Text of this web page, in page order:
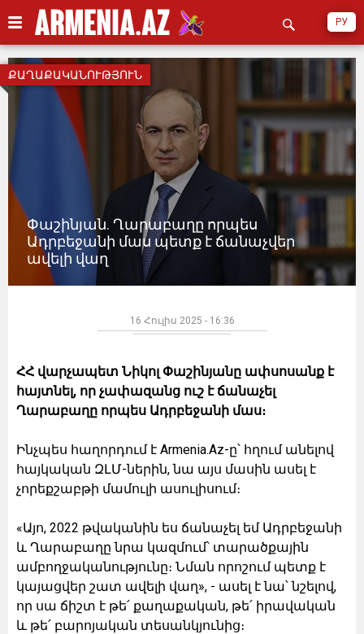
РУ
Փաշինյան. Ղարաբաղը որպես
Ադրբեջանի մաս պետք է ճանաչվեր
ավելի վաղ
ՔԱՂԱՔԱԿԱՆՈՒԹՅՈՒՆ
16 Հուլիս 2025 - 16:36
ՀՀ վարչապետ Նիկոլ Փաշինյանը ափսոսանք է
հայտնել, որ չափազանց ուշ է ճանաչել
Ղարաբաղը որպես Ադրբեջանի մաս։
Ինչպես հաղորդում է Armenia.Az-ը՝ հղում անելով
հայկական ԶԼՄ-ներին, նա այս մասին ասել է
չորեքշաբթի մամուլի ասուլիսում։
«Այո, 2022 թվականին ես ճանաչել եմ Ադրբեջանի
և Ղարաբաղը նրա կազմում՝ տարածքային
ամբողջականությունը։ Նման որոշում պետք է
կայացվեր շատ ավելի վաղ», - ասել է նա՝ նշելով,
որ սա ճիշտ է թե՛ քաղաքական, թե՛ իրավական
և թե՛ բարոյական տեսանկյունից։